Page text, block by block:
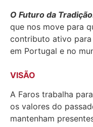
O Futuro da
que nos move para
contributo ativo
em Portugal e no
VISÃO
A Faros trabalha
os valores do
mantenham